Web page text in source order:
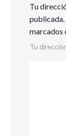
Tu
publicada.
marcados
Tu